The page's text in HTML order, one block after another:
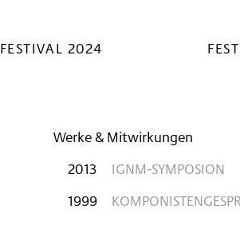
FESTIVAL 2024
Werke & Mitwirkungen
2013
IGNM-SYMPOSION
1999